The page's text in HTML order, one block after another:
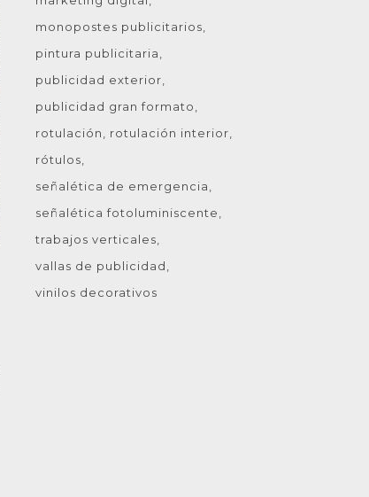
monopostes publicitarios
pintura publicitaria
publicidad exterior
publicidad gran formato
rotulación
rotulación interior
rótulos
señalética de emergencia
señalética fotoluminiscente
trabajos verticales
vallas de publicidad
vinilos decorativos